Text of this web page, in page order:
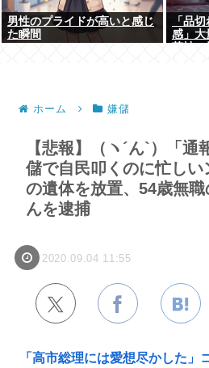
男性のプライドが高いと感じ
た瞬間
「品
感」大
ホーム 嫌儲
【悲報】（ヽ´ん`）「
儲で自民叩くのに忙し
の遺体を放置、54歳無
んを逮捕
2020.09.04 11:55
「高市総理には愛想尽かした